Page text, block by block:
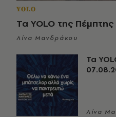
YOLO
Τα YOLO της
Λίνα Μανδράκου
Τα
Λίνα